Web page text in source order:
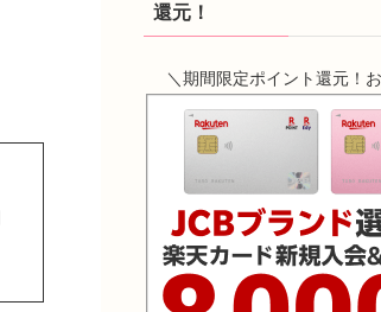
還元！
＼期間限定ポイント還元！